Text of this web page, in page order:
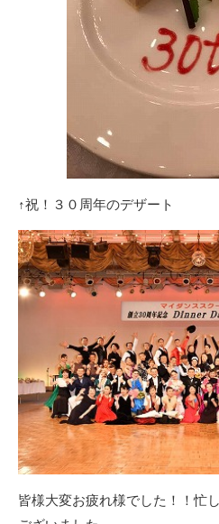
↑祝！３０周年のデザート
皆様大変お疲れ様でした！！忙